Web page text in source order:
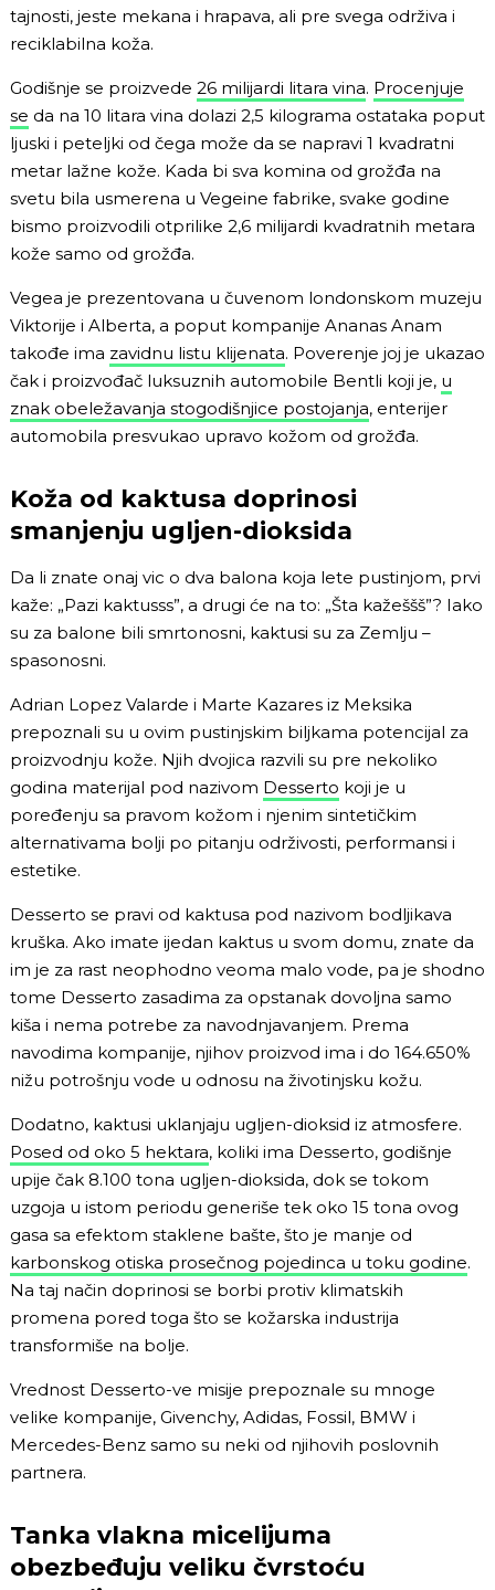
tajnosti, jeste mekana i hrapava, ali pre svega održiva i
reciklabilna koža.
Godišnje se proizvede 26 milijardi litara vina. Procenjuje
se da na 10 litara vina dolazi 2,5 kilograma ostataka poput
ljuski i peteljki od čega može da se napravi 1 kvadratni
metar lažne kože. Kada bi sva komina od grožđa na
svetu bila usmerena u Vegeine fabrike, svake godine
bismo proizvodili otprilike 2,6 milijardi kvadratnih metara
kože samo od grožđa.
Vegea je prezentovana u čuvenom londonskom muzeju
Viktorije i Alberta, a poput kompanije Ananas Anam
takođe ima zavidnu listu klijenata. Poverenje joj je ukazao
čak i proizvođač luksuznih automobile Bentli koji je, u
znak obeležavanja stogodišnjice postojanja, enterijer
automobila presvukao upravo kožom od grožđa.
Koža od kaktusa doprinosi
smanjenju ugljen-dioksida
Da li znate onaj vic o dva balona koja lete pustinjom, prvi
kaže: „Pazi kaktusss”, a drugi će na to: „Šta kažeššš”? Iako
su za balone bili smrtonosni, kaktusi su za Zemlju –
spasonosni.
Adrian Lopez Valarde i Marte Kazares iz Meksika
prepoznali su u ovim pustinjskim biljkama potencijal za
proizvodnju kože. Njih dvojica razvili su pre nekoliko
godina materijal pod nazivom Desserto koji je u
poređenju sa pravom kožom i njenim sintetičkim
alternativama bolji po pitanju održivosti, performansi i
estetike.
Desserto se pravi od kaktusa pod nazivom bodljikava
kruška. Ako imate ijedan kaktus u svom domu, znate da
im je za rast neophodno veoma malo vode, pa je shodno
tome Desserto zasadima za opstanak dovoljna samo
kiša i nema potrebe za navodnjavanjem. Prema
navodima kompanije, njihov proizvod ima i do 164.650%
nižu potrošnju vode u odnosu na životinjsku kožu.
Dodatno, kaktusi uklanjaju ugljen-dioksid iz atmosfere.
Posed od oko 5 hektara, koliki ima Desserto, godišnje
upije čak 8.100 tona ugljen-dioksida, dok se tokom
uzgoja u istom periodu generiše tek oko 15 tona ovog
gasa sa efektom staklene bašte, što je manje od
karbonskog otiska prosečnog pojedinca u toku godine.
Na taj način doprinosi se borbi protiv klimatskih
promena pored toga što se kožarska industrija
transformiše na bolje.
Vrednost Desserto-ve misije prepoznale su mnoge
velike kompanije, Givenchy, Adidas, Fossil, BMW i
Mercedes-Benz samo su neki od njihovih poslovnih
partnera.
Tanka vlakna micelijuma
obezbeđuju veliku čvrstoću